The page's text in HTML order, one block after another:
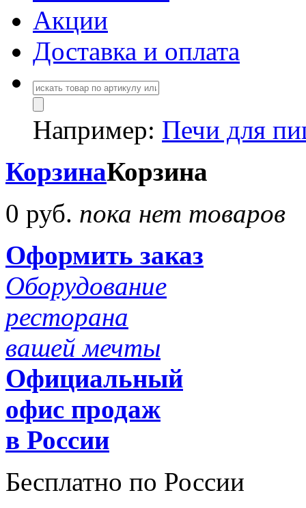
Акции
Доставка и оплата
Например: Печи для
КорзинаКорзина
0 руб. пока нет товаров
Оформить заказ
Оборудование
ресторана
вашей мечты
Официальный
офис продаж
в России
Бесплатно по России